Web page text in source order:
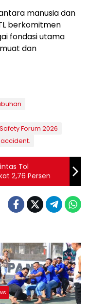
manusia dan
berkomitmen
fondasi utama
dan
Safety Forum 2026
Tol
2,76 Persen